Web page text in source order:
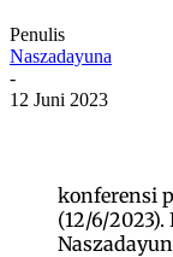
Penulis
Naszadayuna
-
12 Juni 2023
konferensi
(12/6/2023).